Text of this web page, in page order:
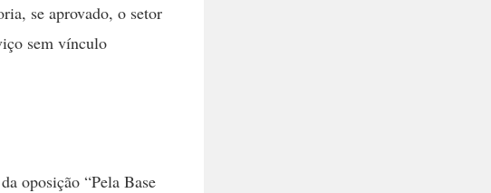
se aprovado, o setor
sem vínculo
oposição “Pela Base